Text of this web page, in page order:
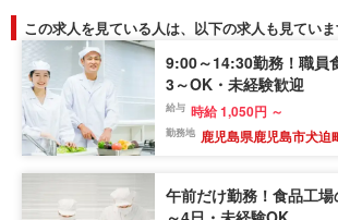
この求人を見ている人は、以下の求人も見てい
9:00～14:30勤務！職員
3～OK・未経験歓迎
給与 時給 1,050円 ～
勤務地 鹿児島県鹿児島市犬迫
午前だけ勤務！食品工